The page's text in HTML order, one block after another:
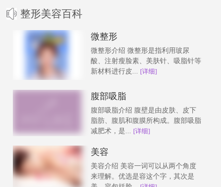
整形美容百科
微整形
微整形介绍 微整形是指利用玻尿
酸、注射瘦脸素、美肤针、吸脂针等
新材料进行皮... [详细]
腹部吸脂
腹部吸脂介绍 腹壁是由皮肤、皮下
脂肪、腹肌和腹膜所构成。腹部吸脂
减肥术，是... [详细]
美容
美容介绍 美容一词可以从两个角度
来理解。优选是容这个字，其次是